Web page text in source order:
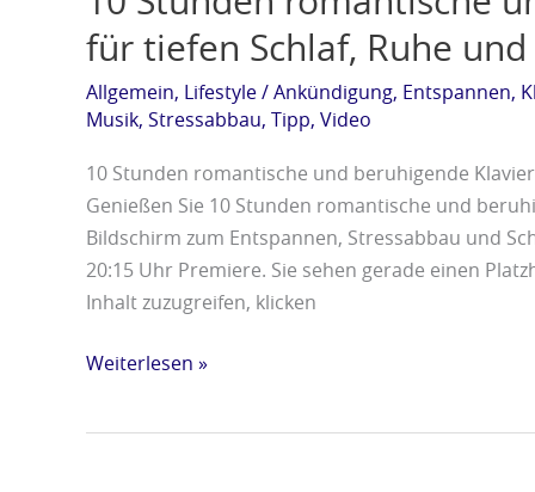
für tiefen Schlaf, Ruhe
Allgemein, Lifestyle/Ankündigung, Entspannen,
Musik, Stressabbau, Tipp, Video
10 Stunden romantische und beruhigende
Genießen Sie 10 Stunden romantische und
Bildschirm zum Entspannen, Stressabbau und
20:15 Uhr Premiere. Sie sehen gerade einen
Inhalt zuzugreifen, klicken
Weiterlesen »